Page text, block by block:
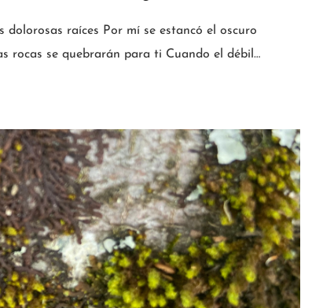
dolorosas raíces Por mí se estancó el oscuro
rocas se quebrarán para ti Cuando el débil…